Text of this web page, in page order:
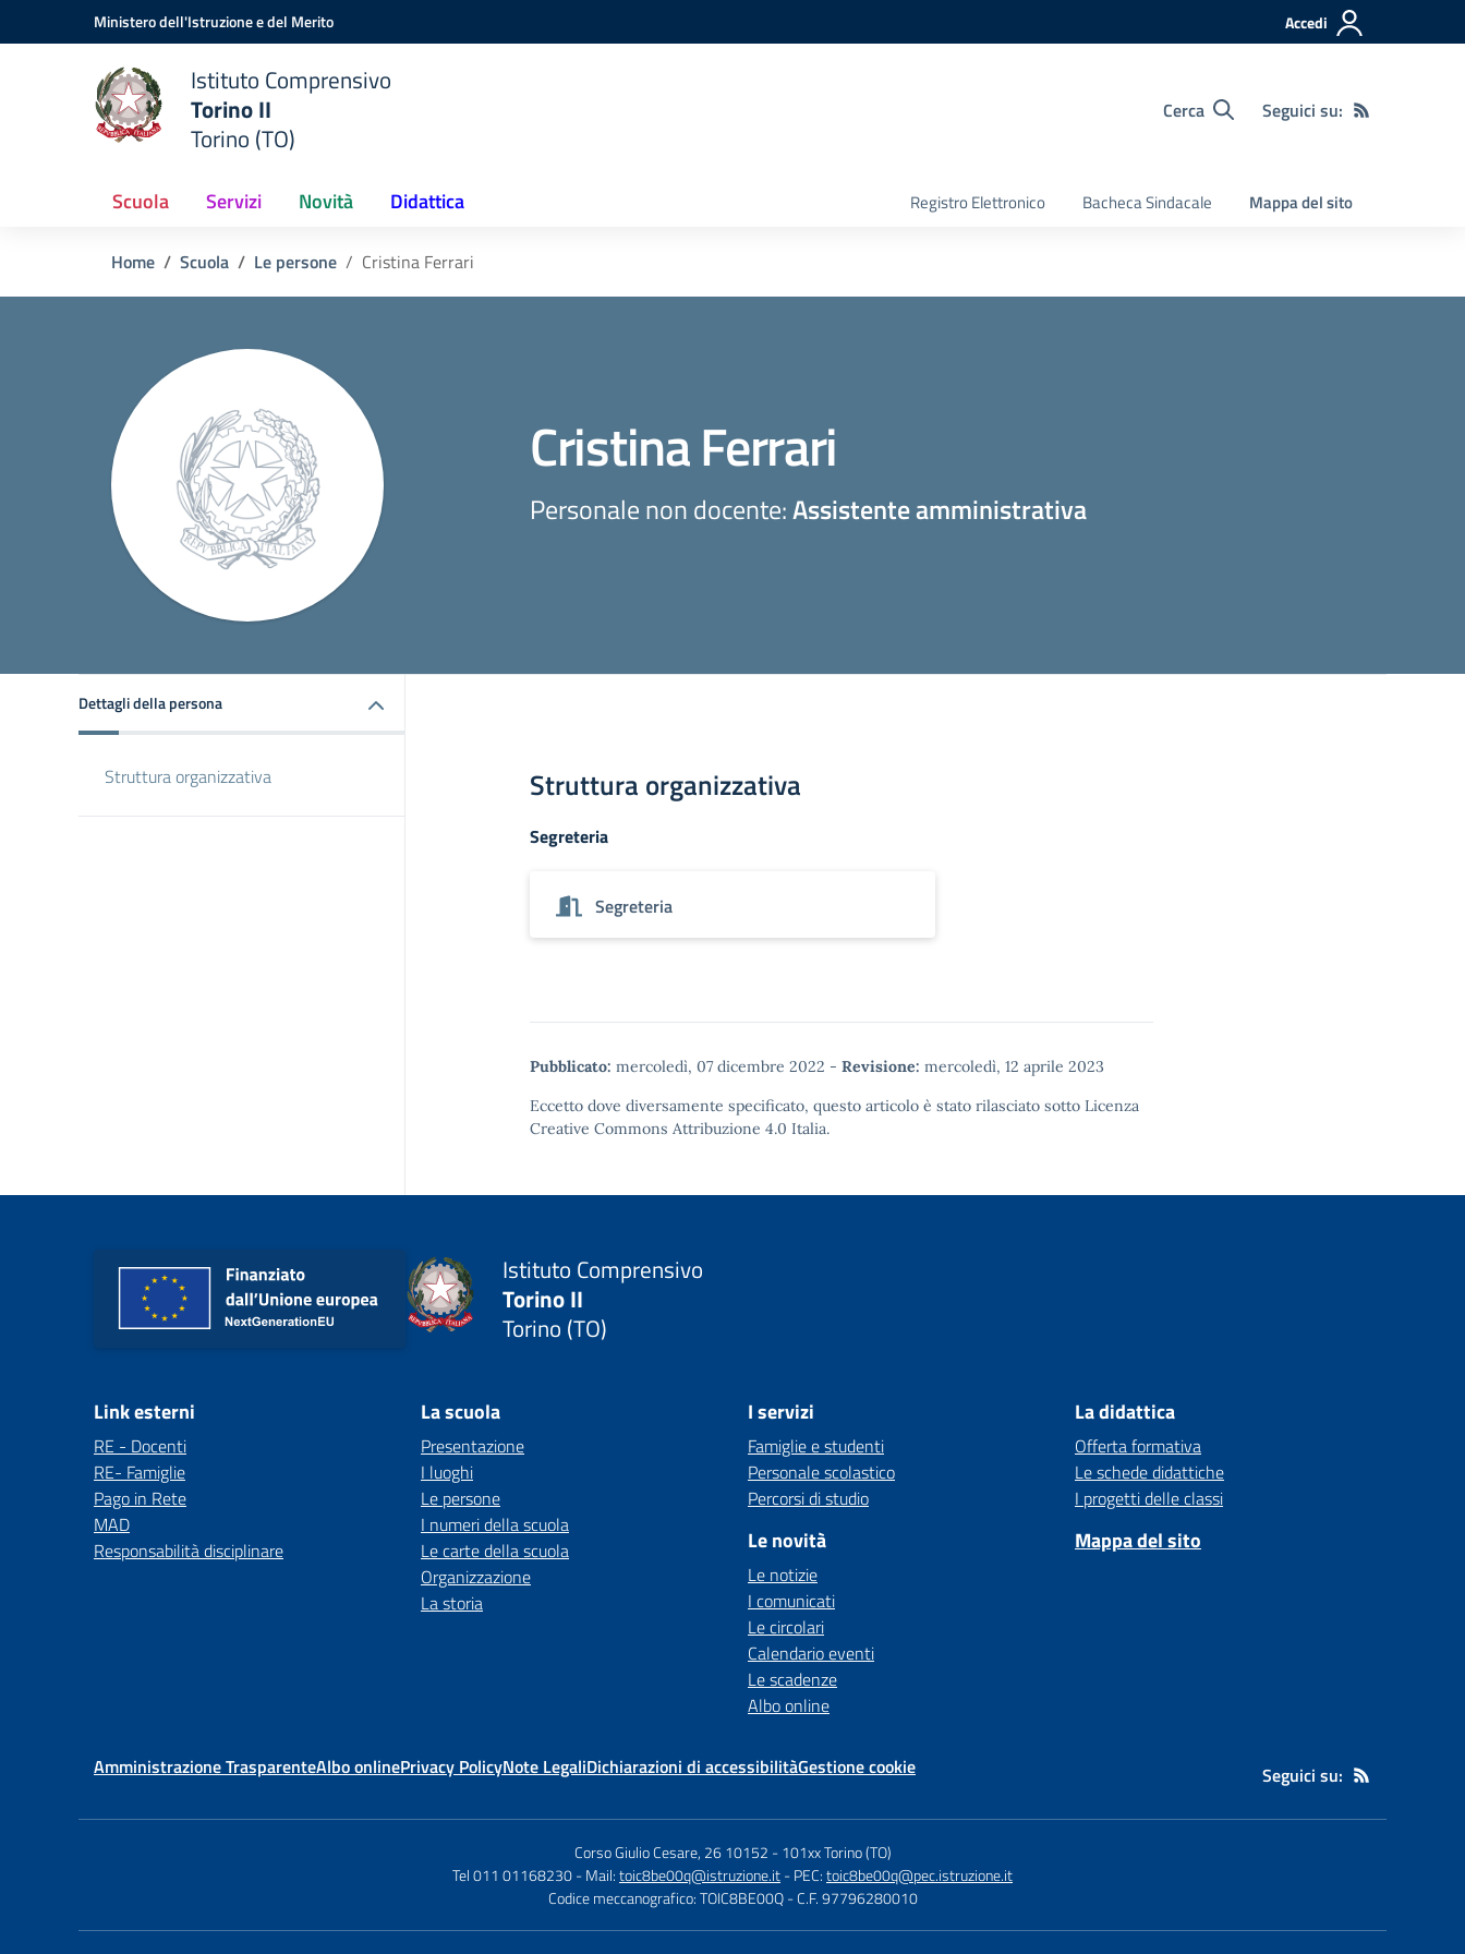
Vai ai contenuti
Vai al menu di navigazioneMinistero dell'Istruzione e del Merito Accedi
Istituto Comprensivo
Torino II
Torino (TO)
Cerca Seguici su:
Scuola Servizi Novità Didattica Registro Elettronico Bacheca Sindacale Mappa del sito
Home Scuola Le persone Cristina Ferrari
Cristina Ferrari
Personale non docente:Assistente amministrativa
Dettagli della persona
Struttura organizzativa Struttura organizzativa
Segreteria
Segreteria
Pubblicato: mercoledì, 07 dicembre 2022 - Revisione: mercoledì, 12 aprile 2023
Eccetto dove diversamente specificato, questo articolo è stato rilasciato sotto Licenza
Creative Commons Attribuzione 4.0 Italia.
Istituto Comprensivo
Torino II
Torino (TO)
Link esterni
RE - Docenti
RE- Famiglie
Pago in Rete
MAD
Responsabilità disciplinare
La scuola
Presentazione
I luoghi
Le persone
I numeri della scuola
Le carte della scuola
Organizzazione
La storia
I servizi
Famiglie e studenti
Personale scolastico
Percorsi di studio
Le novità
Le notizie
I comunicati
Le circolari
Calendario eventi
Le scadenze
Albo online
La didattica
Offerta formativa
Le schede didattiche
I progetti delle classi
Mappa del sito
Amministrazione TrasparenteAlbo onlinePrivacy PolicyNote LegaliDichiarazioni di accessibilitàGestione cookie Seguici su:
Corso Giulio Cesare, 26 10152 -101xx Torino (TO)
Tel 011 01168230- Mail:toic8be00q@istruzione.it- PEC:toic8be00q@pec.istruzione.it
Codice meccanografico: TOIC8BE00Q - C.F. 97796280010